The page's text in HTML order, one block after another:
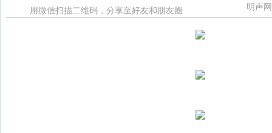
用微信扫描二维码，分享至好友和朋友圈 明声